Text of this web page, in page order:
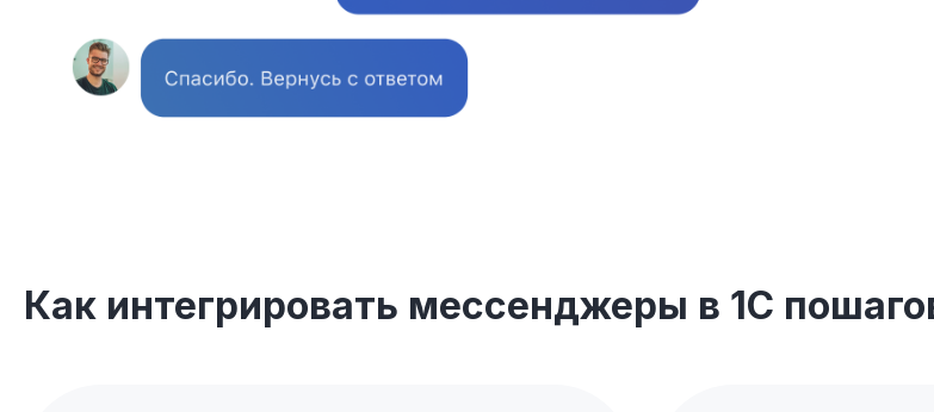
Как интегрировать мессенджеры в 1С